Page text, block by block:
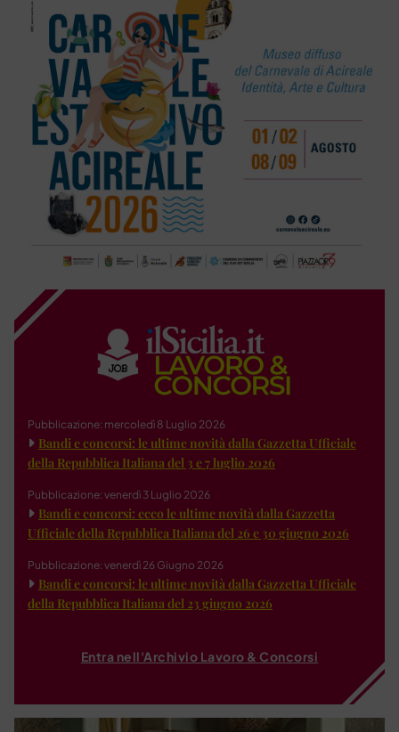
Pubblicazione: mercoledì 8 Luglio 2026
Bandi e concorsi: le ultime novità dalla Gazzetta Ufficiale
della Repubblica Italiana del 3 e 7 luglio 2026
Pubblicazione: venerdì 3 Luglio 2026
Bandi e concorsi: ecco le ultime novità dalla Gazzetta
Ufficiale della Repubblica Italiana del 26 e 30 giugno 2026
Pubblicazione: venerdì 26 Giugno 2026
Bandi e concorsi: le ultime novità dalla Gazzetta Ufficiale
della Repubblica Italiana del 23 giugno 2026
Entra nell'Archivio Lavoro & Concorsi